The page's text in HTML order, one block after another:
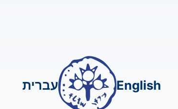
עברית English